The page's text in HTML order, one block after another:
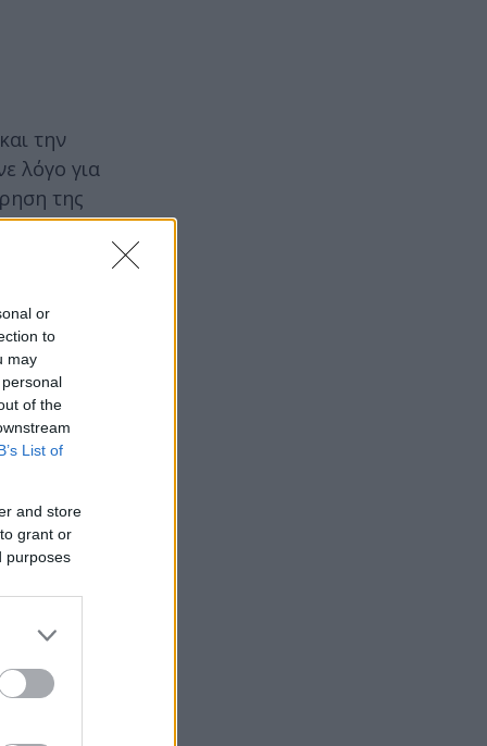
or
to
may
of the
List of
and store
grant or
purposes
την
λόγο για
της
.